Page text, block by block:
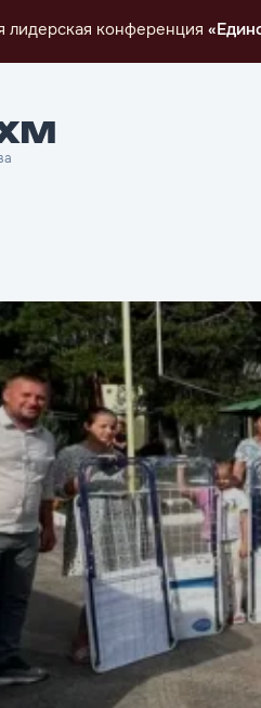
лидерская конференция